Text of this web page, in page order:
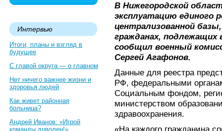
Интервью
Итоги, планы и взгляд в
будущее
С главой округа — о главном
Нет ничего важнее жизни и
здоровья людей
Как живет районная
больница?
Андрей Иванов: «Игрой
команды доволен!»
В Нижегородской
эксплуатацию единого
централизованной
гражданах,
сообщил военный
Сергей Агафонов.
Данные для реестра
РФ, федеральными
Социальным фондом,
министерством
здравоохранения.
«На каждого гражданина